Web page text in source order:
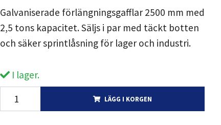
Galvaniserade förlängningsgafflar 2500 mm med
2,5 tons kapacitet. Säljs i par med täckt botten
och säker sprintlåsning för lager och industri.
I lager.
LÄGG I KORGEN